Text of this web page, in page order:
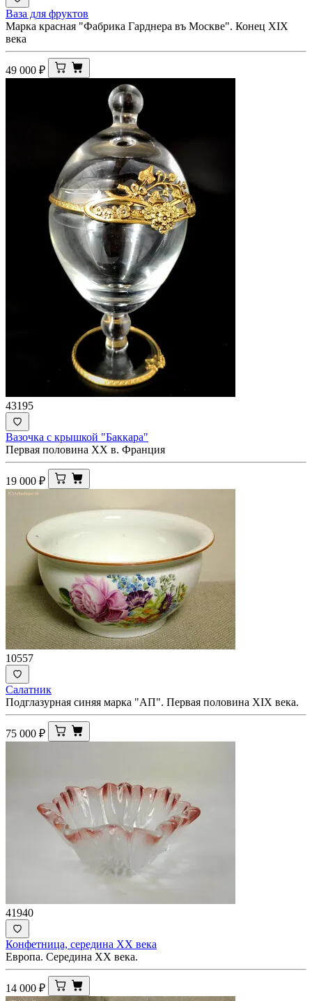
Ваза для фруктов
Марка красная "Фабрика Гарднера въ Москве". Конец XIX
века
49 000 ₽
43195
Вазочка с крышкой "Баккара"
Первая половина XX в. Франция
19 000 ₽
10557
Салатник
Подглазурная синяя марка "АП". Первая половина XIX века.
75 000 ₽
41940
Конфетница, середина XX века
Европа. Середина ХХ века.
14 000 ₽